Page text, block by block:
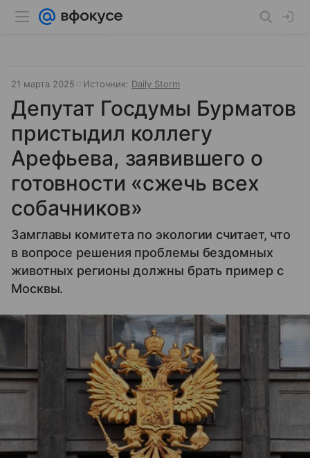
21 марта 2025 Источник: Daily Storm
Депутат Госдумы Бурматов
пристыдил коллегу
Арефьева, заявившего о
готовности «сжечь всех
собачников»
Замглавы комитета по экологии считает, что
в вопросе решения проблемы бездомных
животных регионы должны брать пример с
Москвы.